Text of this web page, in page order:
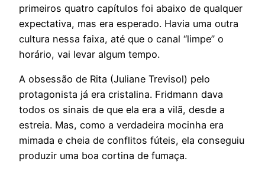
primeiros quatro capítulos foi abaixo de qualquer
expectativa, mas era esperado. Havia uma outra
cultura nessa faixa, até que o canal “limpe” o
horário, vai levar algum tempo.
A obsessão de Rita (Juliane Trevisol) pelo
protagonista já era cristalina. Fridmann dava
todos os sinais de que ela era a vilã, desde a
estreia. Mas, como a verdadeira mocinha era
mimada e cheia de conflitos fúteis, ela conseguiu
produzir uma boa cortina de fumaça.